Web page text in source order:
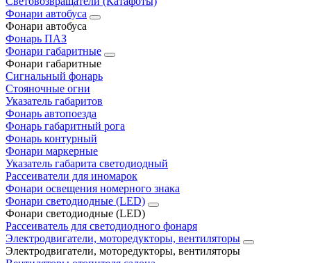
Фонари автобуса
Фонари автобуса
Фонарь ПАЗ
Фонари габаритные
Фонари габаритные
Сигнальный фонарь
Стояночные огни
Указатель габаритов
Фонарь автопоезда
Фонарь габаритный рога
Фонарь контурный
Фонари маркерные
Указатель габарита светодиодный
Рассеиватели для иномарок
Фонари освещения номерного знака
Фонари светодиодные (LED)
Фонари светодиодные (LED)
Рассеиватель для светодиодного фонаря
Электродвигатели, моторедукторы, вентиляторы
Электродвигатели, моторедукторы, вентиляторы